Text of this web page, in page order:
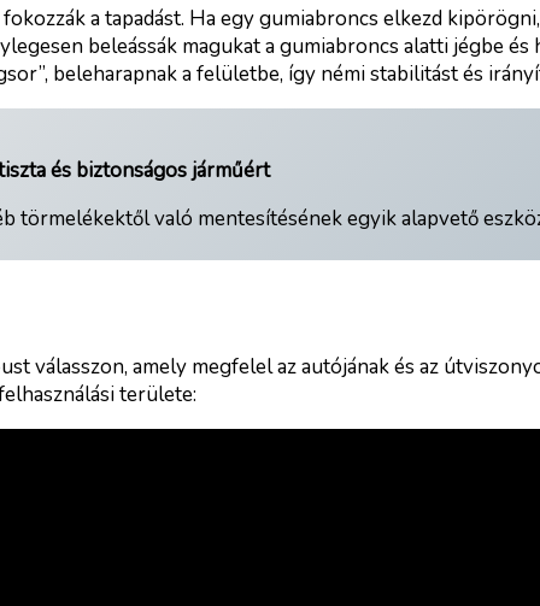
a tapadást. Ha egy gumiabroncs elkezd
beleássák magukat a gumiabroncs alatti jégbe
beleharapnak a felületbe, így némi stabilitást és
és biztonságos járműért
törmelékektől való mentesítésének egyik alapvető
válasszon, amely megfelel az autójának és az
területe: